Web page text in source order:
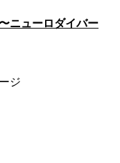
ニューロダイバー
ジ